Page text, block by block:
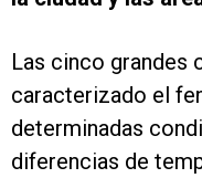
Las cinco grandes
caracterizado el
determinadas
diferencias de